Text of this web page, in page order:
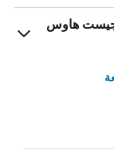
جيست هاوس